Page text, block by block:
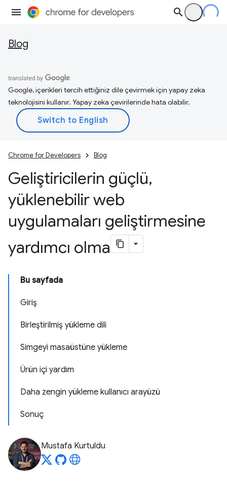
Blog
Google, içerikleri tercih ettiğiniz dile çevirmek için yapay zeka
teknolojisini kullanır. Yapay zeka çevirilerinde hata olabilir.
Chrome for Developers Blog
Geliştiricilerin güçlü,
yüklenebilir web
uygulamaları geliştirmesine
yardımcı olma
Bu sayfada
Giriş
Birleştirilmiş yükleme dili
Simgeyi masaüstüne yükleme
Ürün içi yardım
Daha zengin yükleme kullanıcı arayüzü
Sonuç
Mustafa Kurtuldu